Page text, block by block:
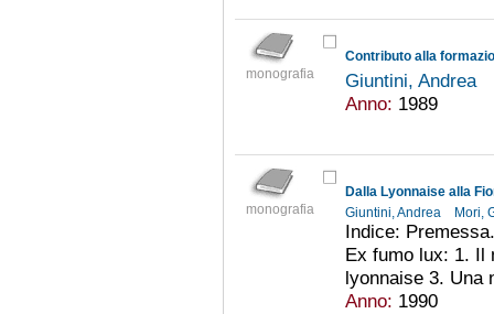
monografia
Giuntini, Andrea
Anno: 1989
monografia
Dalla Lyonnaise alla
Giuntini, Andrea
Mori,
Indice:
Ex fumo lux: 1. Il
lyonnaise 3. Una
Anno: 1990